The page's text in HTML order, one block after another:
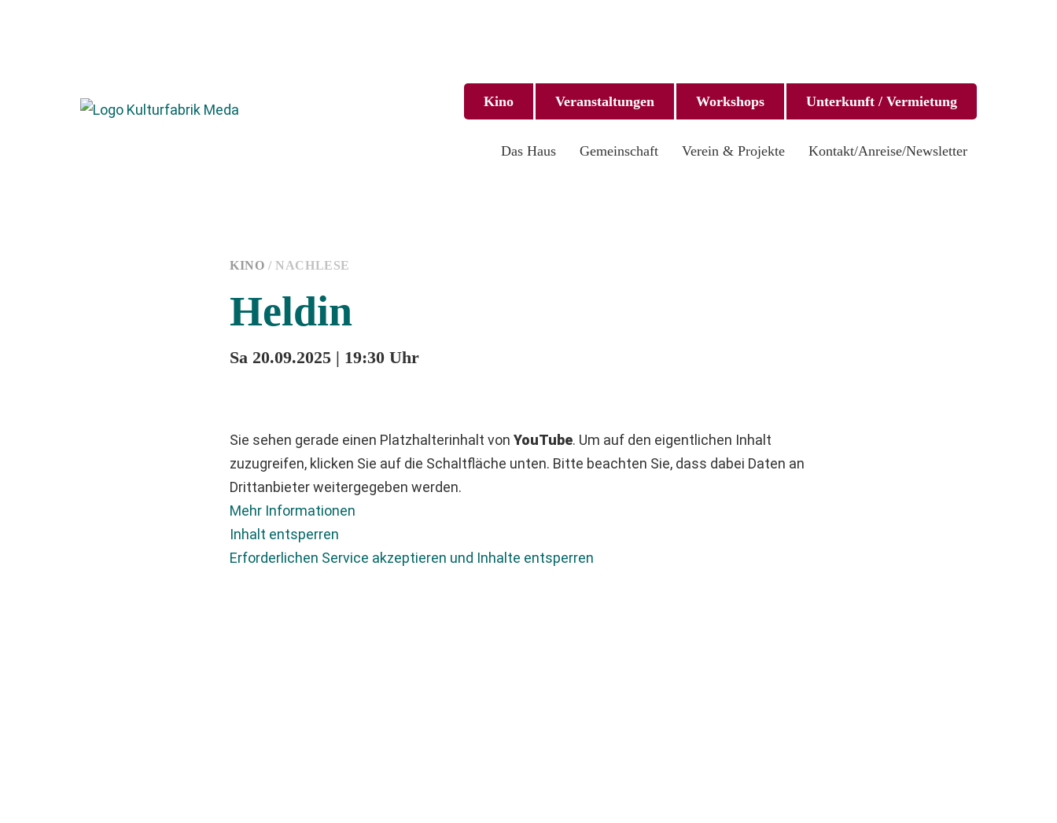
Kino Veranstalt­ungen Workshops Unterkunft / Vermietung
Das Haus Gemeinschaft Verein & Projekte Kontakt/Anreise/Newsletter
KINO / NACHLESE
Heldin
Sa 20.09.2025 | 19:30 Uhr
Sie sehen gerade einen Platzhalterinhalt von YouTube. Um auf den eigentlichen Inhalt
zuzugreifen, klicken Sie auf die Schaltfläche unten. Bitte beachten Sie, dass dabei Daten an
Drittanbieter weitergegeben werden.
Mehr Informationen
Inhalt entsperren
Erforderlichen Service akzeptieren und Inhalte entsperren